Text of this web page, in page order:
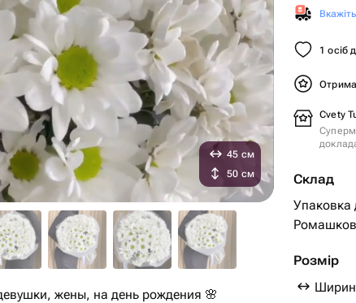
1 осіб
Cvety
Склад
Упаковка
Розмір
45 см
50 см
жены, на день рождения 🌸